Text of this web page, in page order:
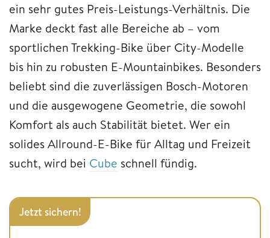
ein sehr gutes Preis-Leistungs-Verhältnis. Die
Marke deckt fast alle Bereiche ab – vom
sportlichen Trekking-Bike über City-Modelle
bis hin zu robusten E-Mountainbikes. Besonders
beliebt sind die zuverlässigen Bosch-Motoren
und die ausgewogene Geometrie, die sowohl
Komfort als auch Stabilität bietet. Wer ein
solides Allround-E-Bike für Alltag und Freizeit
sucht, wird bei Cube schnell fündig.
Jetzt sichern!